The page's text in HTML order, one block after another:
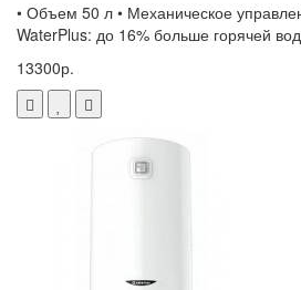
• Объем 50 л • Механическое
WaterPlus: до 16% больше горячей
13300р.